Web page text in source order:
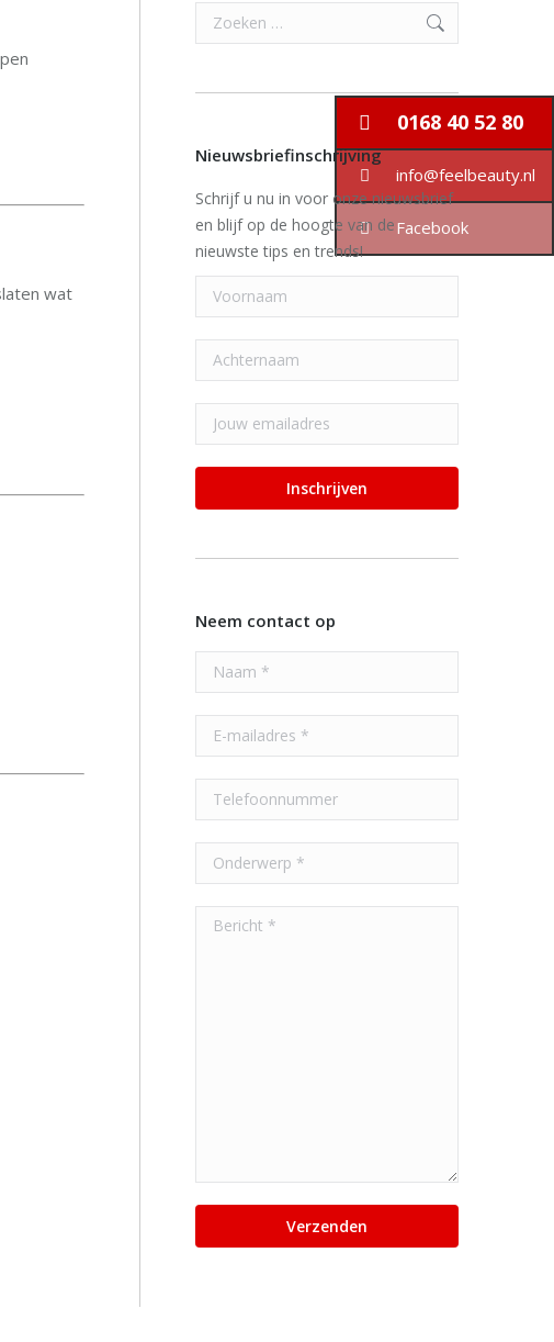
wat
Search:
Nieuwsbriefinschrijving
Schrijf u nu in voor onze nieuwsbrief
en blijf op de hoogte van de
nieuwste tips en trends!
Neem contact op
0168 40 52 80
info@feelbeauty.nl
Facebook